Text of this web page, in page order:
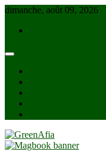
Skip
content
dimanche, août 09, 2026